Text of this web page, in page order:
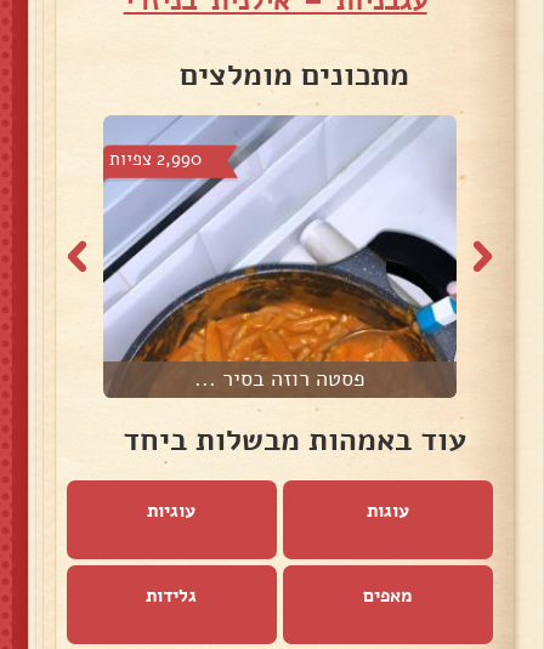
מתכונים מומלצים
2,990 צפיות
פסטה רוזה בסיר ...
עוד באמהות מבשלות ביחד
עוגות עוגיות
מאפים גלידות